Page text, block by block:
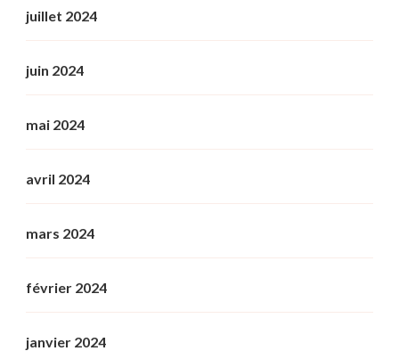
juillet 2024
juin 2024
mai 2024
avril 2024
mars 2024
février 2024
janvier 2024